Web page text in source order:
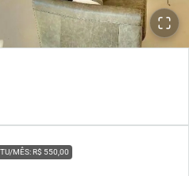
MÊS: R$ 550,00